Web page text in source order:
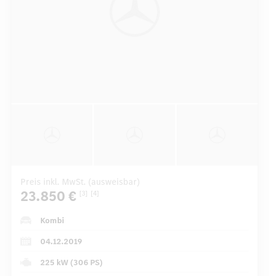
Preis inkl. MwSt. (ausweisbar)
23.850 € [3] [4]
Kombi
04.12.2019
225 kW (306 PS)